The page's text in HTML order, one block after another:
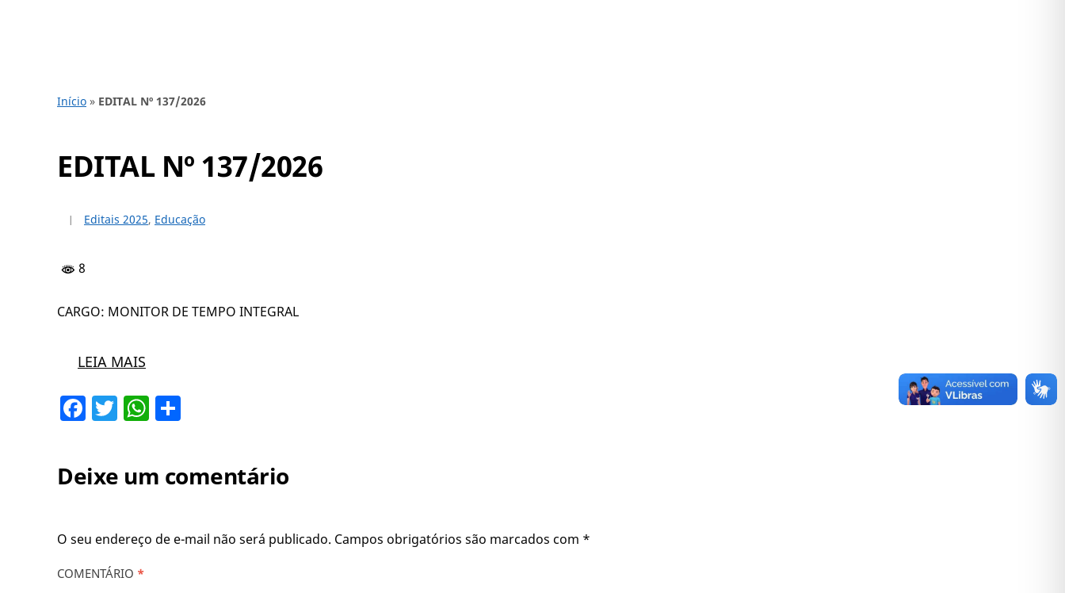
Início » EDITAL Nº 137/2026
EDITAL Nº 137/2026
Editais 2025, Educação
8
CARGO: MONITOR DE TEMPO INTEGRAL
LEIA MAIS
Facebook
TwitterWhatsApp
Deixe um comentário
O seu endereço de e-mail não será publicado. Campos obrigatórios são marcados com *
COMENTÁRIO *